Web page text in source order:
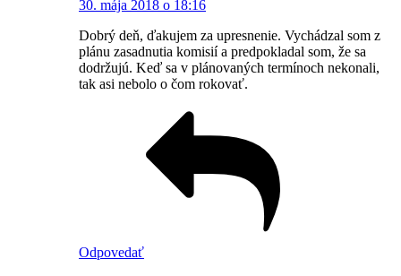
30. mája 2018 o 18:16
Dobrý deň, ďakujem za upresnenie. Vychádzal som z
plánu zasadnutia komisií a predpokladal som, že sa
dodržujú. Keď sa v plánovaných termínoch nekonali,
tak asi nebolo o čom rokovať.
Odpovedať